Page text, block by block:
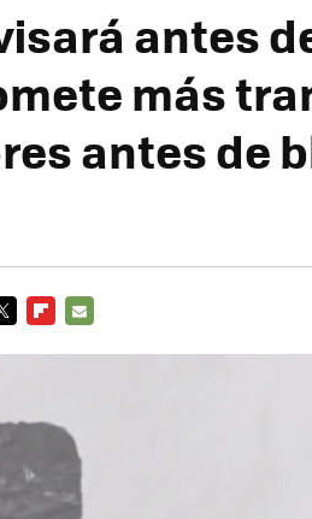
antes
más
antes de